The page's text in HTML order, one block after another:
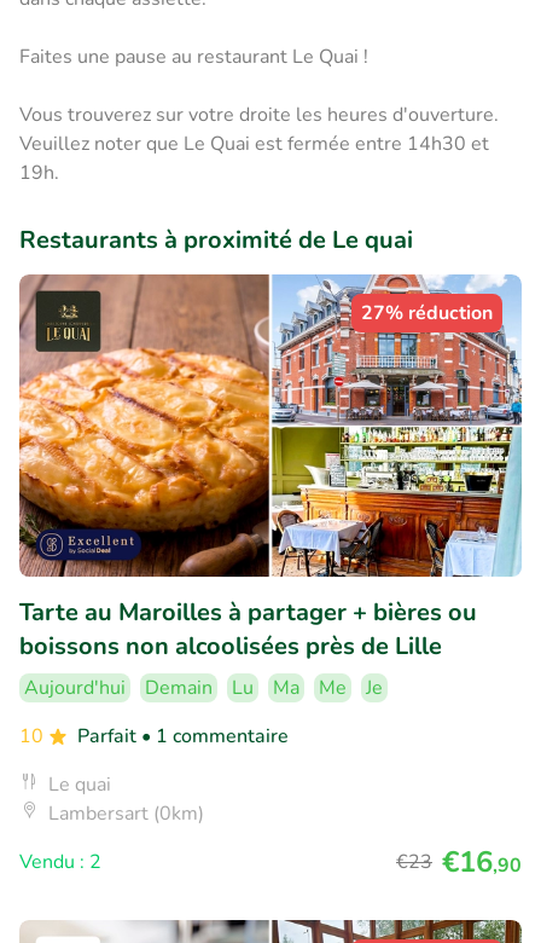
Faites une pause au restaurant Le Quai !
Vous trouverez sur votre droite les heures d'ouverture.
Veuillez noter que Le Quai est fermée entre 14h30 et
19h.
Restaurants à proximité de Le quai
27% réduction
Tarte au Maroilles à partager + bières ou
boissons non alcoolisées près de Lille
Aujourd'hui Demain Lu Ma Me
Je
10
Parfait • 1 commentaire
Le quai
Lambersart (0km)
Vendu : 2
€23 €16,90